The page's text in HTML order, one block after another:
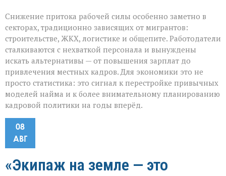
Снижение притока рабочей силы особенно заметно в
секторах, традиционно зависящих от мигрантов:
строительстве, ЖКХ, логистике и общепите. Работодатели
сталкиваются с нехваткой персонала и вынуждены
искать альтернативы — от повышения зарплат до
привлечения местных кадров. Для экономики это не
просто статистика: это сигнал к перестройке привычных
моделей найма и к более внимательному планированию
кадровой политики на годы вперёд.
08
АВГ
«Экипаж на земле — это